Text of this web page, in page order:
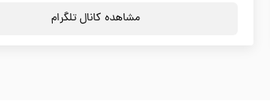
مشاهده کانال تلگرام